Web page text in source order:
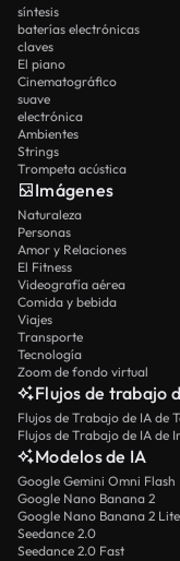
síntesis
baterías electrónicas
claves
El piano
Cinematográfico
suave
electrónica
Ambientes
Strings
Trompeta acústica
Imágenes
Naturaleza
Personas
Amor y Relaciones
El Fitness
Videografía aérea
Comida y bebida
Viajes
Transporte
Tecnología
Zoom de fondo virtual
Flujos de trabajo
Flujos de Trabajo de IA de
Flujos de Trabajo de IA de
Modelos de IA
Google Gemini Omni Flash
Google Nano Banana 2
Google Nano Banana 2 Lite
Seedance 2.0
Seedance 2.0 Fast